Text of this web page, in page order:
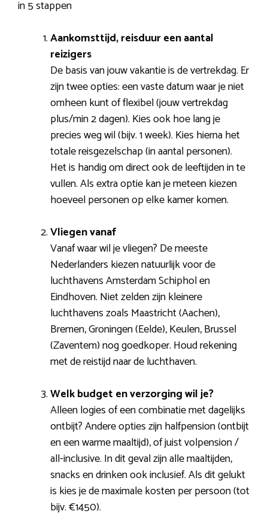
in 5 stappen
Aankomsttijd, reisduur een aantal
reizigers
De basis van jouw vakantie is de vertrekdag. Er
zijn twee opties: een vaste datum waar je niet
omheen kunt of flexibel (jouw vertrekdag
plus/min 2 dagen). Kies ook hoe lang je
precies weg wil (bijv. 1 week). Kies hierna het
totale reisgezelschap (in aantal personen).
Het is handig om direct ook de leeftijden in te
vullen. Als extra optie kan je meteen kiezen
hoeveel personen op elke kamer komen.
Vliegen vanaf
Vanaf waar wil je vliegen? De meeste
Nederlanders kiezen natuurlijk voor de
luchthavens Amsterdam Schiphol en
Eindhoven. Niet zelden zijn kleinere
luchthavens zoals Maastricht (Aachen),
Bremen, Groningen (Eelde), Keulen, Brussel
(Zaventem) nog goedkoper. Houd rekening
met de reistijd naar de luchthaven.
Welk budget en verzorging wil je?
Alleen logies of een combinatie met dagelijks
ontbijt? Andere opties zijn halfpension (ontbijt
en een warme maaltijd), of juist volpension /
all-inclusive. In dit geval zijn alle maaltijden,
snacks en drinken ook inclusief. Als dit gelukt
is kies je de maximale kosten per persoon (tot
bijv. €1450).